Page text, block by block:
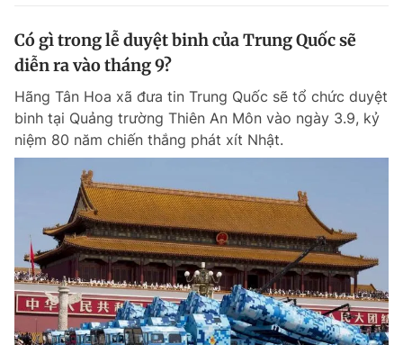
Có gì trong lễ duyệt binh của Trung Quốc sẽ
diễn ra vào tháng 9?
Hãng Tân Hoa xã đưa tin Trung Quốc sẽ tổ chức duyệt
binh tại Quảng trường Thiên An Môn vào ngày 3.9, kỷ
niệm 80 năm chiến thắng phát xít Nhật.